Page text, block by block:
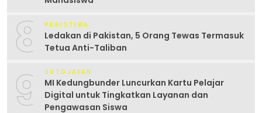
8 PERISTIWA
Ledakan di Pakistan, 5 Orang Tewas Termasuk
Tetua Anti-Taliban
9 SUTOJAYAN
MI Kedungbunder Luncurkan Kartu Pelajar
Digital untuk Tingkatkan Layanan dan
Pengawasan Siswa